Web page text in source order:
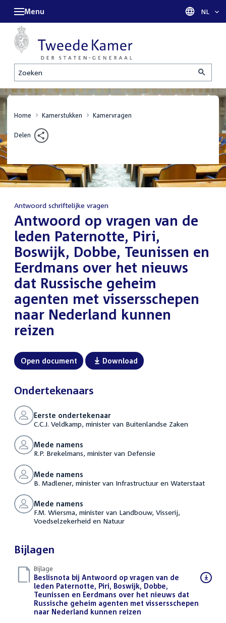
Zoeken
Menu Taal
NL
Home Kamerstukken Kamervragen
Delen
Antwoord schriftelijke vragen
Antwoord op vragen van de
leden Paternotte, Piri,
Boswijk, Dobbe, Teunissen en
Eerdmans over het nieuws
dat Russische geheim
agenten met vissersschepen
naar Nederland kunnen
reizen
Open document Download
Ondertekenaars
Eerste ondertekenaar
C.C.J. Veldkamp, minister van Buitenlandse Zaken
Mede namens
R.P. Brekelmans, minister van Defensie
Mede namens
B. Madlener, minister van Infrastructuur en Waterstaat
Mede namens
F.M. Wiersma, minister van Landbouw, Visserij,
Voedselzekerheid en Natuur
Bijlagen
Bijlage
Download
bestand:
Beslisnota bij Antwoord op vragen van de
leden Paternotte, Piri, Boswijk, Dobbe,
Teunissen en Eerdmans over het nieuws dat
Russische geheim agenten met vissersschepen
naar Nederland kunnen reizen